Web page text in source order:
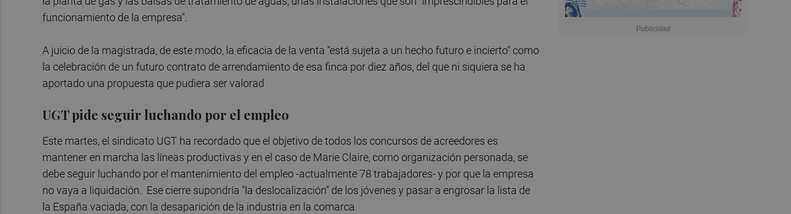
funcionamiento de la empresa".
A juicio de la magistrada, de este modo, la eficacia de la venta "está sujeta a un hecho futuro e incierto" como
la celebración de un futuro contrato de arrendamiento de esa finca por diez años, del que ni siquiera se ha
aportado una propuesta que pudiera ser valorad
UGT pide seguir luchando por el empleo
Este martes, el sindicato UGT ha recordado que el objetivo de todos los concursos de acreedores es
mantener en marcha las líneas productivas y en el caso de Marie Claire, como organización personada, se
debe seguir luchando por el mantenimiento del empleo -actualmente 78 trabajadores- y por que la empresa
no vaya a liquidación. Ese cierre supondría "la deslocalización" de los jóvenes y pasar a engrosar la lista de
la España vaciada, con la desaparición de la industria en la comarca.